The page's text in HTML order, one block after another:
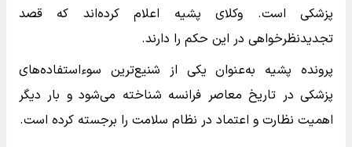
پزشکی است. وکلای پشیه اعلام کرده‌اند که قصد
تجدیدنظرخواهی در این حکم را دارند.
پرونده پشیه به‌عنوان یکی از شنیع‌ترین سوءاستفاده‌های
پزشکی در تاریخ معاصر فرانسه شناخته می‌شود و بار دیگر
اهمیت نظارت و اعتماد در نظام سلامت را برجسته کرده است.